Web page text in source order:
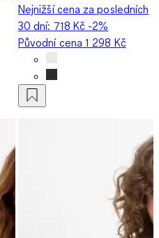
Nejnižší cena za posledních
30 dní: 718 Kč -2%
Původní cena1 298 Kč